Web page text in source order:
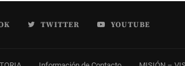
TWITTER YOUTUBE